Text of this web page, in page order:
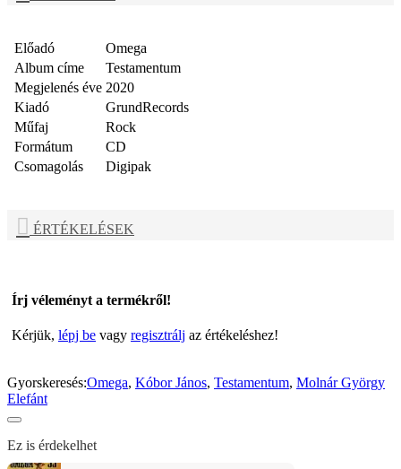
Előadó
Omega
Album címe
Testamentum
Megjelenés éve 2020
Kiadó
GrundRecords
Műfaj
Rock
Formátum
CD
Csomagolás
Digipak
ÉRTÉKELÉSEK
Írj véleményt a termékről!
Kérjük, lépj be vagy regisztrálj az értékeléshez!
Gyorskeresés:Omega, Kóbor János, Testamentum, Molnár György
Elefánt
Ez is érdekelhet